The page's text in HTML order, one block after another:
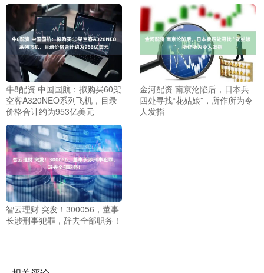
牛8配资 中国国航：拟购买60架
空客A320NEO系列飞机，目录
价格合计约为953亿美元
金河配资 南京沦陷后，日本兵
四处寻找“花姑娘”，所作所为令
人发指
智云理财 突发！300056，董事
长涉刑事犯罪，辞去全部职务！